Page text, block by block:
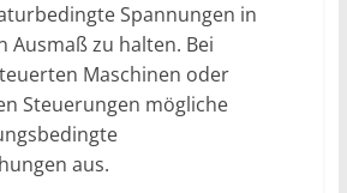
Spannungen in
Ausmaß zu halten. Bei
Maschinen oder
Steuerungen mögliche
aus.